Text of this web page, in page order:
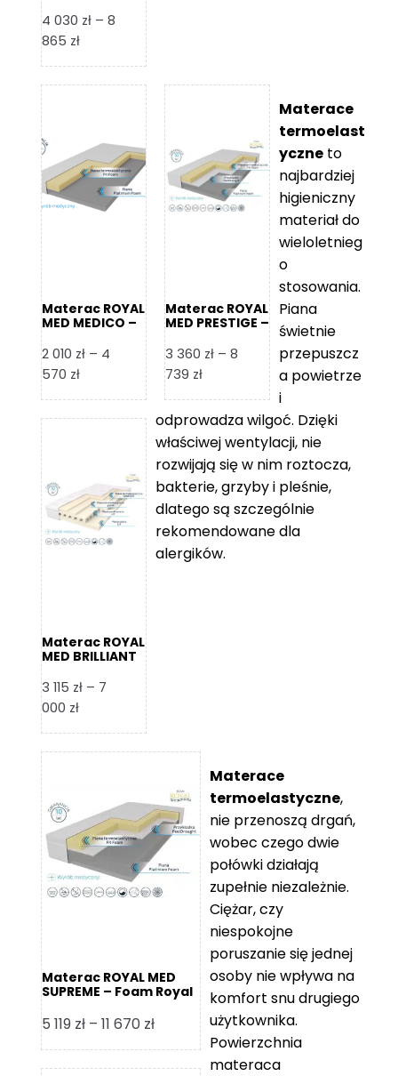
4 030 zł – 8
865 złZakres
od
do
8
865 zł
Materac ROYAL
MED MEDICO –
2 010 zł – 4
570 złZakres
od
4
570 zł
Materac ROYAL
MED PRESTIGE –
3 360 zł – 8
739 złZakres
od
3
360 zł
do
8
739 zł
Materac ROYAL
MED BRILLIANT
3 115 zł – 7
000 złZakres
od
7
000 zł
Materace
termoelast
yczne to
najbardziej
higieniczny
materiał do
wieloletnieg
o
stosowania.
Piana
świetnie
przepuszcz
a powietrze
i
odprowadza wilgoć. Dzięki
właściwej wentylacji, nie
rozwijają się w nim roztocza,
bakterie, grzyby i pleśnie,
dlatego są szczególnie
rekomendowane dla
alergików.
Materac ROYAL MED
SUPREME – Foam Royal
5 119 zł – 11 670 złZakres
cen:
od
Materace
termoelastyczne,
nie przenoszą drgań,
wobec czego dwie
połówki działają
zupełnie niezależnie.
Ciężar, czy
niespokojne
poruszanie się jednej
osoby nie wpływa na
komfort snu drugiego
użytkownika.
Powierzchnia
materaca